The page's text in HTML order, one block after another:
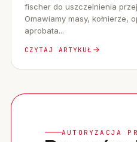
fischer do uszczelnienia
Omawiamy masy, kołnierze,
aprobata...
CZYTAJ ARTYKUŁ
AUTORYZACJA